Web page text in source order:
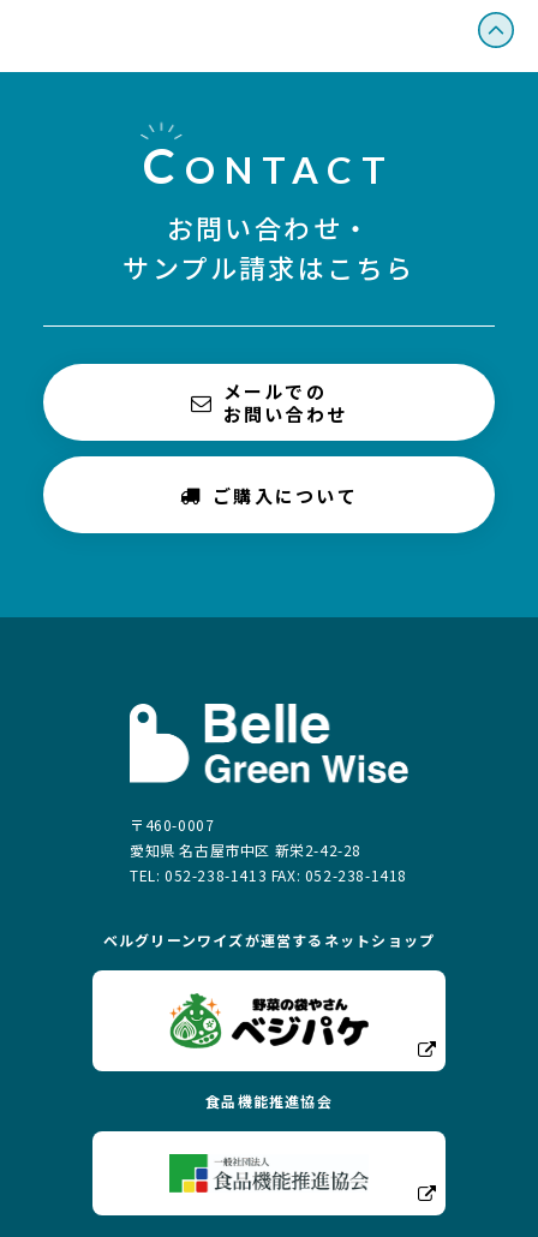
C ONTACT
お問い合わせ・
サンプル請求はこちら
メールでの
お問い合わせ
ご購入について
〒460-0007
愛知県 名古屋市中区 新栄2-42-28
TEL: 052-238-1413 FAX: 052-238-1418
ベルグリーンワイズが運営する ネットショップ
食品機能推進協会